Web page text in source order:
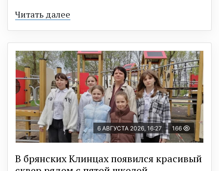
Читать далее
6 АВГУСТА 2026, 16:27 166
В брянских Клинцах появился красивый